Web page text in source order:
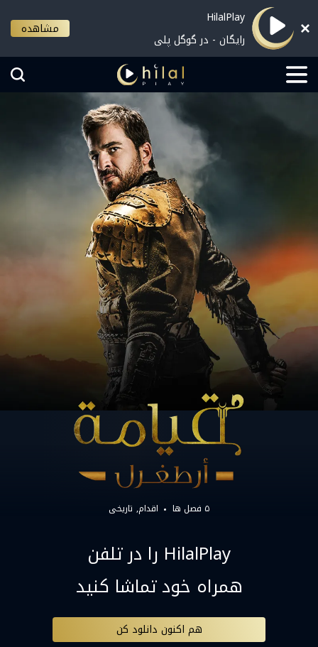
HilalPlay
رایگان - در گوگل پلی
مشاهده
۵ فصل ها اقدام تاریخی
HilalPlay را در تلفن
همراه خود تماشا کنید
هم اکنون دانلود کن